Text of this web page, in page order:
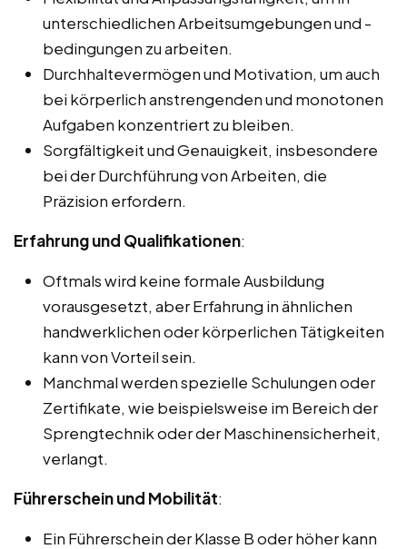
unterschiedlichen Arbeitsumgebungen und -
bedingungen zu arbeiten.
Durchhaltevermögen und Motivation, um auch
bei körperlich anstrengenden und monotonen
Aufgaben konzentriert zu bleiben.
Sorgfältigkeit und Genauigkeit, insbesondere
bei der Durchführung von Arbeiten, die
Präzision erfordern.
Erfahrung und Qualifikationen:
Oftmals wird keine formale Ausbildung
vorausgesetzt, aber Erfahrung in ähnlichen
handwerklichen oder körperlichen Tätigkeiten
kann von Vorteil sein.
Manchmal werden spezielle Schulungen oder
Zertifikate, wie beispielsweise im Bereich der
Sprengtechnik oder der Maschinensicherheit,
verlangt.
Führerschein und Mobilität:
Ein Führerschein der Klasse B oder höher kann